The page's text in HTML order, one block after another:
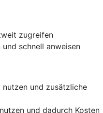
zugreifen
schnell anweisen
und zusätzliche
und dadurch Kosten